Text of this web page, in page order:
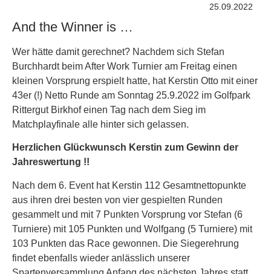
25.09.2022
And the Winner is …
Wer hätte damit gerechnet? Nachdem sich Stefan
Burchhardt beim After Work Turnier am Freitag einen
kleinen Vorsprung erspielt hatte, hat Kerstin Otto mit einer
43er (!) Netto Runde am Sonntag 25.9.2022 im Golfpark
Rittergut Birkhof einen Tag nach dem Sieg im
Matchplayfinale alle hinter sich gelassen.
Herzlichen Glückwunsch Kerstin zum Gewinn der
Jahreswertung !!
Nach dem 6. Event hat Kerstin 112 Gesamtnettopunkte
aus ihren drei besten von vier gespielten Runden
gesammelt und mit 7 Punkten Vorsprung vor Stefan (6
Turniere) mit 105 Punkten und Wolfgang (5 Turniere) mit
103 Punkten das Race gewonnen. Die Siegerehrung
findet ebenfalls wieder anlässlich unserer